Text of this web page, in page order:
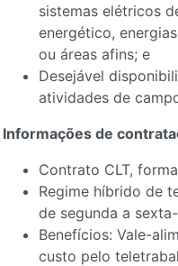
sistemas elétricos
energético,
ou áreas afins; e
Desejável
atividades de
Informações de
Contrato CLT,
Regime híbrido de
de segunda a
Benefícios: Vale-
custo pelo